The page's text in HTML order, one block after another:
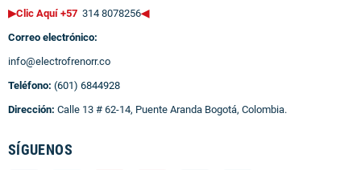
▶Clic Aquí +57 314 8078256◀
Correo electrónico:
info@electrofrenorr.co
Teléfono: (601) 6844928
Dirección: Calle 13 # 62-14, Puente Aranda Bogotá, Colombia.
SÍGUENOS